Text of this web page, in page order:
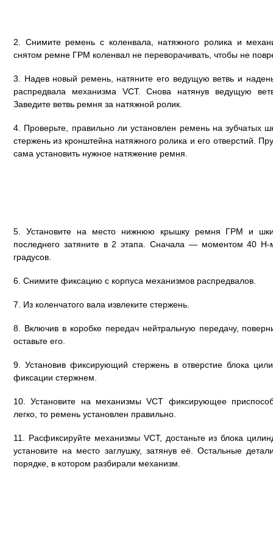
2. Снимите ремень с коленвала, натяжного ролика и
снятом ремне ГРМ коленвал не переворачивать, чтобы не
3. Надев новый ремень, натяните его ведущую ветвь и
распредвала механизма VCT. Снова натянув ведущую
Заведите ветвь ремня за натяжной ролик.
4. Проверьте, правильно ли установлен ремень на зубчатых
стержень из кронштейна натяжного ролика и его отверстий.
сама установить нужное натяжение ремня.
5. Установите на место нижнюю крышку ремня ГРМ и
последнего затяните в 2 этапа. Сначала — моментом 40
градусов.
6. Снимите фиксацию с корпуса механизмов распредвалов.
7. Из коленчатого вала извлеките стержень.
8. Включив в коробке передач нейтральную передачу,
оставьте его.
9. Установив фиксирующий стержень в отверстие блока
фиксации стержнем.
10. Установите на механизмы VCT фиксирующее
легко, то ремень установлен правильно.
11. Расфиксируйте механизмы VCT, достаньте из блока
установите на место заглушку, затянув её. Остальные
порядке, в котором разбирали механизм.